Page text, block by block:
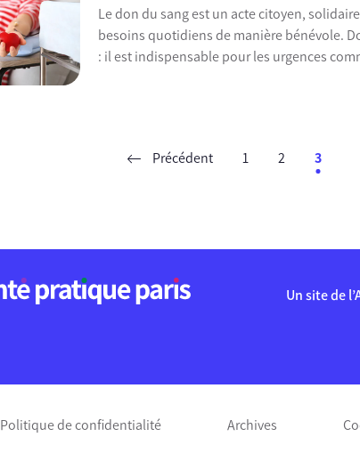
Le don du sang est un acte citoyen, solidaire et libre qui permet de répondre à des
besoins quotidiens de manière bénévole. Donner son sang permet de sauver des vies
: il est indispensable pour les urgences
Précédent 1 2 3
Un site de
Politique de confidentialité Archives